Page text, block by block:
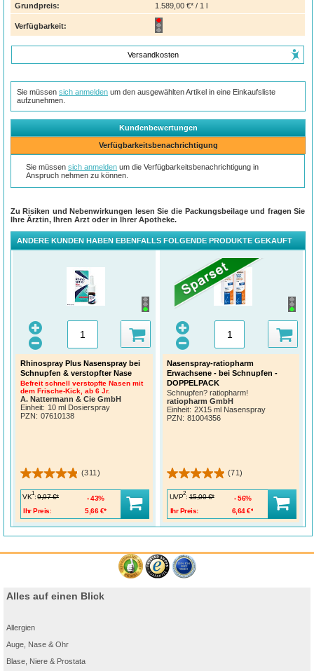
Grundpreis:
1.589,00 €* / 1 l
Verfügbarkeit:
Versandkosten
Sie müssensich anmelden um den ausgewählten Artikel in eine Einkaufsliste
aufzunehmen.
Kundenbewertungen
Verfügbarkeitsbenachrichtigung
Sie müssensich anmelden um die Verfügbarkeitsbenachrichtigung in
Anspruch nehmen zu können.
Zu Risiken und Nebenwirkungen lesen Sie die Packungsbeilage und fragen Sie
Ihre Ärztin, Ihren Arzt oder in Ihrer Apotheke.
ANDERE KUNDEN HABEN EBENFALLS FOLGENDE PRODUKTE GEKAUFT
Rhinospray Plus Nasenspray bei
Schnupfen & verstopfter Nase
Befreit schnell verstopfte Nasen mit
dem Frische-Kick, ab 6 Jr.
A. Nattermann & Cie GmbH
Einheit: 10 ml Dosierspray
PZN : 07610138
(311)
VK
1
: 9,97 €*
Ihr Preis:
5,66 €*
43%
Nasenspray-ratiopharm
Erwachsene - bei Schnupfen -
DOPPELPACK
Schnupfen? ratiopharm!
ratiopharm GmbH
Einheit: 2X15 ml Nasenspray
PZN : 81004356
(71)
UVP
2
: 15,00 €*
Ihr Preis:
6,64 €*
56%
Alles auf einen Blick
Allergien
Auge, Nase & Ohr
Blase, Niere & Prostata